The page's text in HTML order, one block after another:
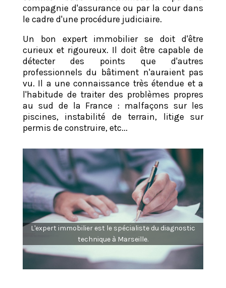
compagnie d'assurance ou par la cour dans
le cadre d'une procédure judiciaire.
Un bon expert immobilier se doit d'être
curieux et rigoureux. Il doit être capable de
détecter des points que d'autres
professionnels du bâtiment n'auraient pas
vu. Il a une connaissance très étendue et a
l'habitude de traiter des problèmes propres
au sud de la France : malfaçons sur les
piscines, instabilité de terrain, litige sur
permis de construire, etc...
L'expert immobilier est le spécialiste du diagnostic
technique à Marseille.